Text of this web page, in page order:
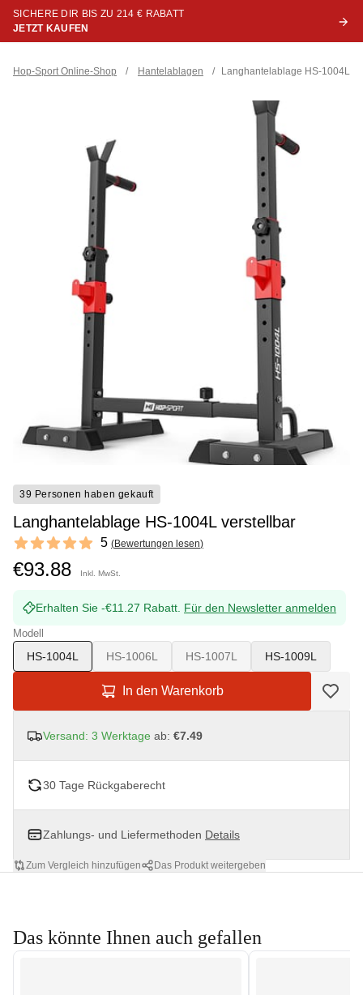
SICHERE DIR BIS ZU 214 € RABATT
JETZT KAUFEN
Hop-Sport Online-Shop / Hantelablagen / Langhantelablage HS-1004L
39 Personen haben gekauft
Langhantelablage HS-1004L verstellbar
Reviews
5 out of 5 stars 5 (Bewertungen lesen)
€93.88 Inkl. MwSt.
Erhalten Sie -€11.27 Rabatt. Für den Newsletter anmelden
Modell
HS-1004L HS-1006L HS-1007L HS-1009L
In den Warenkorb
Versand: 3 Werktage ab: €7.49
30 Tage Rückgaberecht
Zahlungs- und Liefermethoden Details
Zum Vergleich hinzufügen Das Produkt weitergeben
Das könnte Ihnen auch gefallen